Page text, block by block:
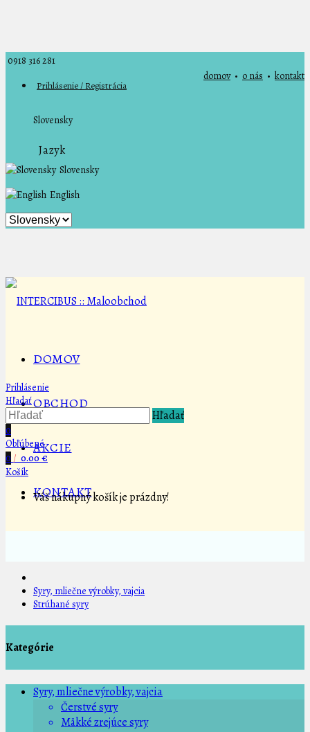
0918 316 281
domov• o nás • kontakt
Prihlásenie / Registrácia
Slovensky
Jazyk
Slovensky
English
DOMOV
OBCHOD
AKCIE
KONTAKT
Prihlásenie
Hľadať
Hľadať
0
Obľúbené
0 / 0.00 €
Košík
Váš nákupný košík je prázdny!
Syry, mliečne výrobky, vajcia
Strúhané syry
Kategórie
Syry, mliečne výrobky, vajcia
Čerstvé syry
Mäkké zrejúce syry